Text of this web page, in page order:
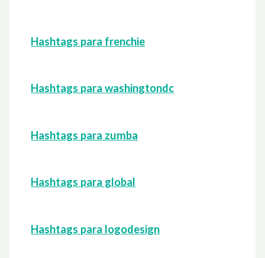
Hashtags para frenchie
Hashtags para washingtondc
Hashtags para zumba
Hashtags para global
Hashtags para logodesign